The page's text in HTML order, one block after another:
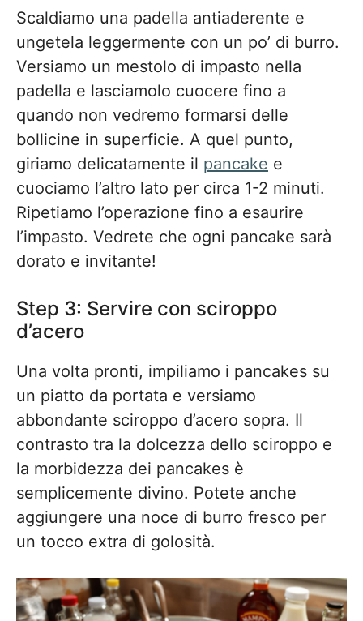
Scaldiamo una padella antiaderente e
ungetela leggermente con un po’ di burro.
Versiamo un mestolo di impasto nella
padella e lasciamolo cuocere fino a
quando non vedremo formarsi delle
bollicine in superficie. A quel punto,
giriamo delicatamente il pancake e
cuociamo l’altro lato per circa 1-2 minuti.
Ripetiamo l’operazione fino a esaurire
l’impasto. Vedrete che ogni pancake sarà
dorato e invitante!
Step 3: Servire con sciroppo
d’acero
Una volta pronti, impiliamo i pancakes su
un piatto da portata e versiamo
abbondante sciroppo d’acero sopra. Il
contrasto tra la dolcezza dello sciroppo e
la morbidezza dei pancakes è
semplicemente divino. Potete anche
aggiungere una noce di burro fresco per
un tocco extra di golosità.